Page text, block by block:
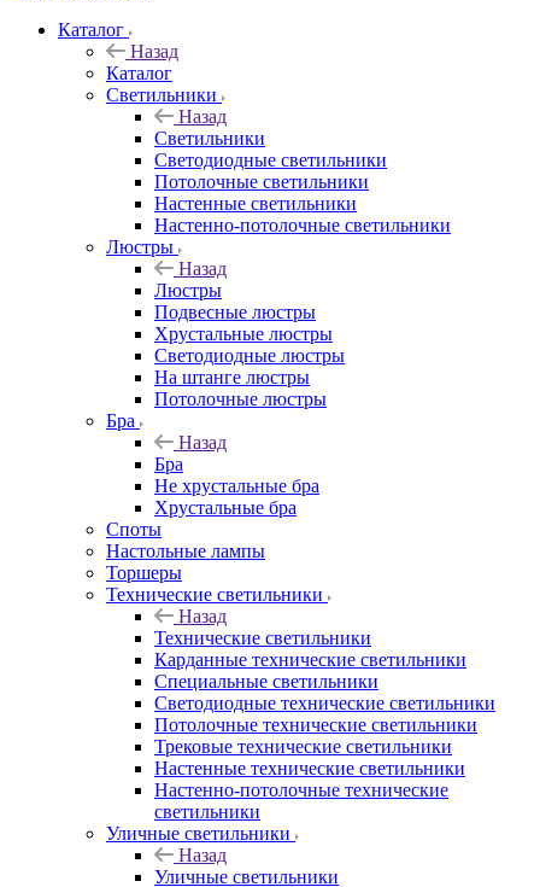
Каталог
Назад
Каталог
Светильники
Назад
Светильники
Светодиодные светильники
Потолочные светильники
Настенные светильники
Настенно-потолочные светильники
Люстры
Назад
Люстры
Подвесные люстры
Хрустальные люстры
Светодиодные люстры
На штанге люстры
Потолочные люстры
Бра
Назад
Бра
Не хрустальные бра
Хрустальные бра
Споты
Настольные лампы
Торшеры
Технические светильники
Назад
Технические светильники
Карданные технические светильники
Специальные светильники
Светодиодные технические светильники
Потолочные технические светильники
Трековые технические светильники
Настенные технические светильники
Настенно-потолочные технические
светильники
Уличные светильники
Назад
Уличные светильники